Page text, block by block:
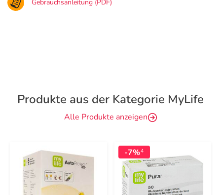
Gebrauchsanleitung (PDF)
Produkte aus der Kategorie MyLife
Alle Produkte anzeigen
-7%4